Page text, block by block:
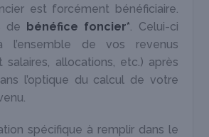
est forcément bénéficiaire.
de bénéfice foncier* . Celui-ci
l’ensemble de vos revenus
salaires, allocations, etc.) après
l’optique du calcul de votre
spécifique à remplir dans le